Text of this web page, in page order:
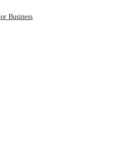
Business